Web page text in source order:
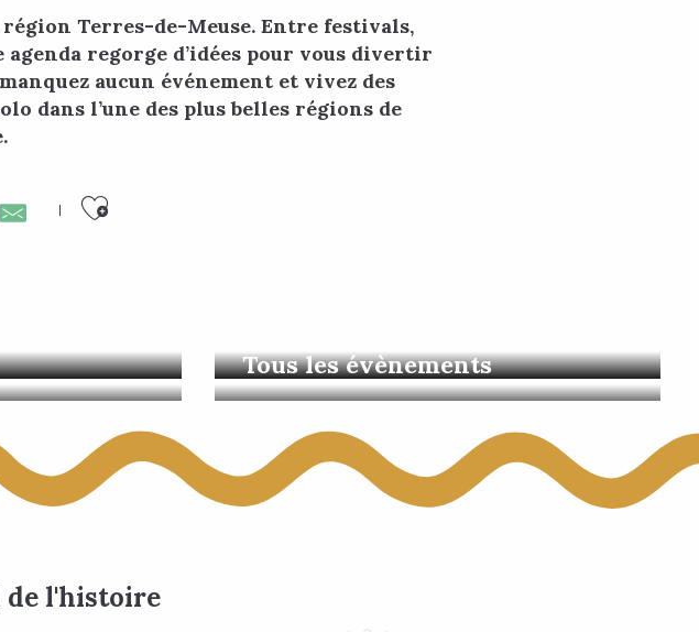
Terres-de-Meuse. Entre festivals,
regorge d’idées pour vous divertir
aucun événement et vivez des
dans l’une des plus belles régions de
Ajouter aux favoris
Tous les évènements
de l'histoire